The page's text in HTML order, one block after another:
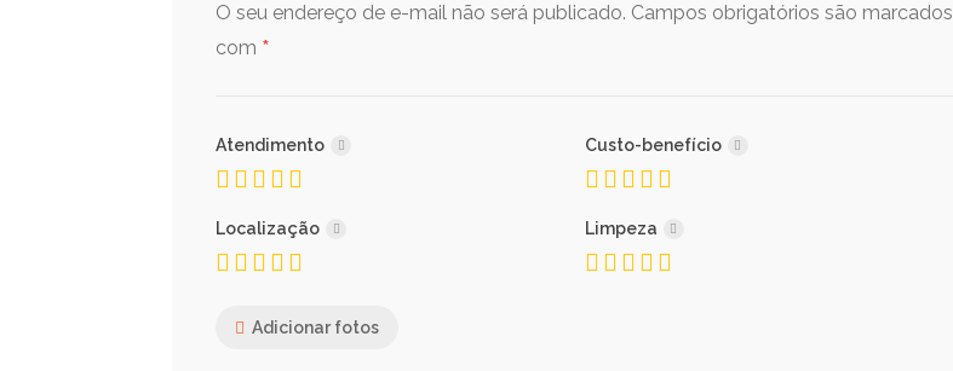
O seu endereço de e-mail não será publicado. Campos obrigatórios são marcados
com *
Atendimento Custo-benefício
Localização Limpeza
Adicionar fotos